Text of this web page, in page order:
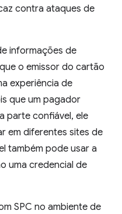
contra ataques de
informações de
o emissor do cartão
experiência de
que um pagador
parte confiável, ele
em diferentes sites de
também pode usar a
uma credencial de
SPC no ambiente de